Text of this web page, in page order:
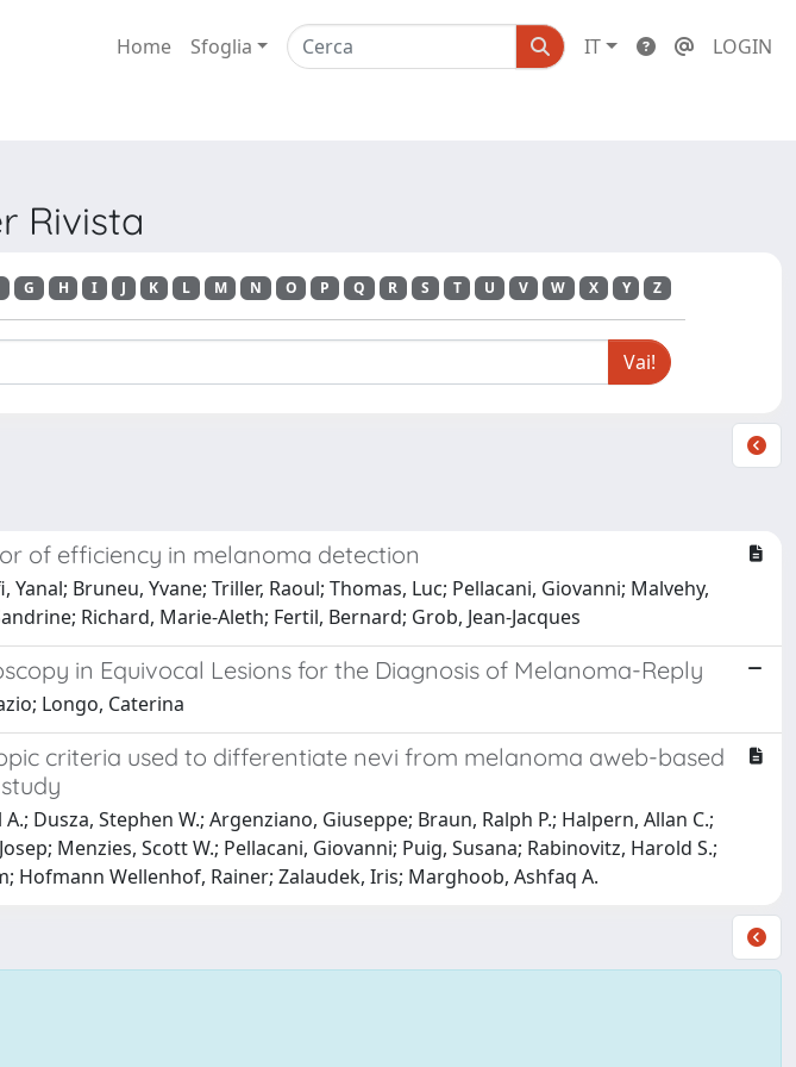
Home Sfoglia IT LOGIN
Rivista
G H I J K L M N O P Q R S T U V W X Y Z
of efficiency in melanoma detection
Bruneu, Yvane; Triller, Raoul; Thomas, Luc; Pellacani, Giovanni; Malvehy,
Richard, Marie-Aleth; Fertil, Bernard; Grob, Jean-Jacques
in Equivocal Lesions for the Diagnosis of Melanoma-Reply
Longo, Caterina
criteria used to differentiate nevi from melanoma aweb-based
Dusza, Stephen W.; Argenziano, Giuseppe; Braun, Ralph P.; Halpern, Allan C.;
Menzies, Scott W.; Pellacani, Giovanni; Puig, Susana; Rabinovitz, Harold S.;
Hofmann Wellenhof, Rainer; Zalaudek, Iris; Marghoob, Ashfaq A.